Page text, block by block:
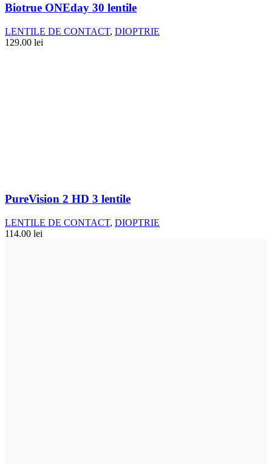
Biotrue ONEday 30 lentile
LENTILE DE CONTACT, DIOPTRIE
129.00 lei
PureVision 2 HD 3 lentile
LENTILE DE CONTACT, DIOPTRIE
114.00 lei